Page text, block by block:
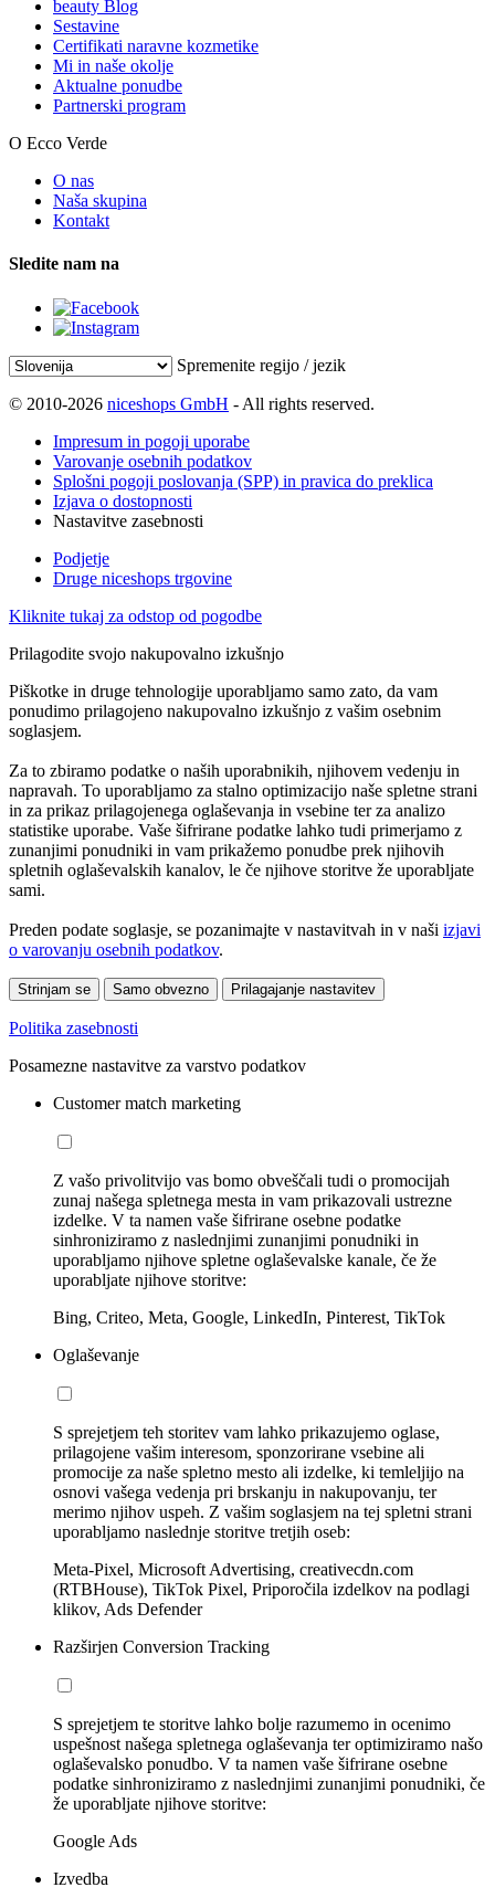
beauty Blog
Sestavine
Certifikati naravne kozmetike
Mi in naše okolje
Aktualne ponudbe
Partnerski program
O Ecco Verde
O nas
Naša skupina
Kontakt
Sledite nam na
Spremenite regijo / jezik
© 2010-2026 niceshops GmbH - All rights reserved.
Impresum in pogoji uporabe
Varovanje osebnih podatkov
Splošni pogoji poslovanja (SPP) in pravica do preklica
Izjava o dostopnosti
Nastavitve zasebnosti
Podjetje
Druge niceshops trgovine
Kliknite tukaj za odstop od pogodbe
Prilagodite svojo nakupovalno izkušnjo
Piškotke in druge tehnologije uporabljamo samo zato, da vam
ponudimo prilagojeno nakupovalno izkušnjo z vašim osebnim
soglasjem.
Za to zbiramo podatke o naših uporabnikih, njihovem vedenju in
napravah. To uporabljamo za stalno optimizacijo naše spletne strani
in za prikaz prilagojenega oglaševanja in vsebine ter za analizo
statistike uporabe. Vaše šifrirane podatke lahko tudi primerjamo z
zunanjimi ponudniki in vam prikažemo ponudbe prek njihovih
spletnih oglaševalskih kanalov, le če njihove storitve že uporabljate
sami.
Preden podate soglasje, se pozanimajte v nastavitvah in v naši izjavi
o varovanju osebnih podatkov.
Strinjam se Samo obvezno Prilagajanje nastavitev
Politika zasebnosti
Posamezne nastavitve za varstvo podatkov
Customer match marketing
Z vašo privolitvijo vas bomo obveščali tudi o promocijah
zunaj našega spletnega mesta in vam prikazovali ustrezne
izdelke. V ta namen vaše šifrirane osebne podatke
sinhroniziramo z naslednjimi zunanjimi ponudniki in
uporabljamo njihove spletne oglaševalske kanale, če že
uporabljate njihove storitve:
Bing, Criteo, Meta, Google, LinkedIn, Pinterest, TikTok
Oglaševanje
S sprejetjem teh storitev vam lahko prikazujemo oglase,
prilagojene vašim interesom, sponzorirane vsebine ali
promocije za naše spletno mesto ali izdelke, ki temleljijo na
osnovi vašega vedenja pri brskanju in nakupovanju, ter
merimo njihov uspeh. Z vašim soglasjem na tej spletni strani
uporabljamo naslednje storitve tretjih oseb:
Meta-Pixel, Microsoft Advertising, creativecdn.com
(RTBHouse), TikTok Pixel, Priporočila izdelkov na podlagi
klikov, Ads Defender
Razširjen Conversion Tracking
S sprejetjem te storitve lahko bolje razumemo in ocenimo
uspešnost našega spletnega oglaševanja ter optimiziramo našo
oglaševalsko ponudbo. V ta namen vaše šifrirane osebne
podatke sinhroniziramo z naslednjimi zunanjimi ponudniki, če
že uporabljate njihove storitve:
Google Ads
Izvedba